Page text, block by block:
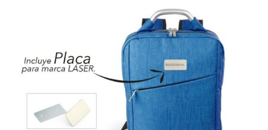
Promoción
Ver más